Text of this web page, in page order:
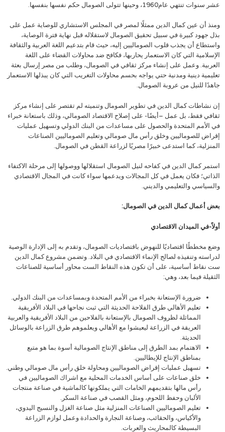
عشر سنوات تنتهي عام1960، وحينها تتولى الصومال حكم نفسها بنفسها.
ومنذ أن عين كمال الدين ممثلًا لمصر في المجلس الاستشاري للوصاية عمل على
بذل جهود كبيرة في سبيل تحقيق الصومال لاستقلاله قبل نهاية فترة الوصاية،
واستطاع أن يجذب قلوب الصوماليين إليه، حيث قام بتدعيم اللغة العربية والثقافة
الإسلامية التي كان الاستعمار يحاربها، فكافح ضد محاولات القضاء على اللغة
العربية. وعمل على إنشاء مركز ثقافي في الصومال، وطلب من مصر إرسال بعثة
تعليمية دينية ومدنية حتي يواجه بحسم محاولات التغريب التي كان يبذلها الاستعمار
جاهدًا للنيل من عروبة الصومال.
إن نشاطات كمال الدين في تطوير الصومال وتنميته لم تقتصر على إنشاء مركز
ثقافي فقط، بل عمل –أيضًا- على إصلاح الاقتصاد الصومالي، وذلك باستعانة خبراء
في الأمم المتحدة والحصول على مساعدات من البنك الدولي وتسهيل عمليات
إقراض للصوماليين وخلق رأس مال صومالي وتعليم الصوماليين الصناعات
المنزلية، كما استدعى خبيرًا مصريًا لزراعة القطن في الصومال.
استمر كمال الدين في كفاحه لنيل الصومال استقلالها ووصولها إلى مرحلة الاكتفاء
الذاتي؛ فكان يعمل في كل المجالات ويدعمها سواء كانت في المجال الاقتصادي
والسياسي والتعليمي والديني.
بعض أعمال كمال الدين في الصومال:
أولاً-في الميدان الاقتصادي
وضع مخططًا اقتصاديًا للنهوض باقتصاديات الصومال، وتقدم به إلى الإدارة الوصية
لدراسته وتنفيذه لصالح الإنماء الاقتصادي في البلاد. وتضمن مشروع كمال الدين
ست نقاط أساسية، على أن تكون هذه النقاط الست محاور أساسية للصناعات
الثقيلة فيما بعد، وهي:
ضرورة الإستعانة بخبراء من الأمم المتحدة وبمساعدات من البنك الدولي.
تعليم الأهالي طرق الفلاحة الحديثة التي ثبت نجاحها في البلاد الأفريقية
المماثلة لظروف الصومال بالإستعانة بالفلاحين من البلاد الأفريقية والعربية
العريقة في الزراعة ليعيشوا مع الأهالي ويعلموهم طرق الزراعة بالوسائل
الحديثة.
الاهتمام بمد الطرق إلى مناطق الإنتاج الصومالية أسوة بما هو متبع
بمناطق الإنتاج للإيطاليين.
تسهيل عمليات إقراض الصوماليين ومحاولة خلق رأس مال صومالي وطني.
خلق صناعات على أساس الخدمات المحلية مع اشراك الصوماليين في
رأس مالها بتقديمهم الخامات التي يملكونها كالماشية في صناعة منتجات
الألبان وحفظ اللحوم، ومثل القصب في صناعة السكر.
تعليم الصوماليين الصناعات المنزلية مثل صناعة الغزل والنسيج اليدوي،
والأكياس، والحقائب، وصناعة النجارة والحدادة وعمل لوازم الزراعة
البسيطة كالمحاريث والعربات.